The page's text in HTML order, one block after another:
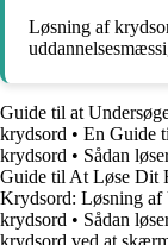
Løsning af
Guide til at
krydsord • En Guide
krydsord • Sådan
Guide til At Løse Dit
Krydsord: Løsning
krydsord • Sådan